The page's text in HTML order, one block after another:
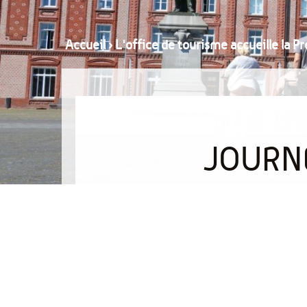
Accueil›L'office de tourisme accueille la